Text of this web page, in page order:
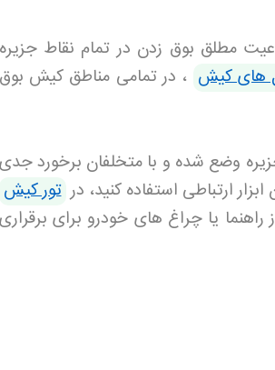
مطلق بوق زدن در تمام نقاط جزیره
های کیش ، در تمامی مناطق کیش بوق
وضع شده و با متخلفان برخورد جدی
ارتباطی استفاده کنید، در تور کیش
یا چراغ های خودرو برای برقراری